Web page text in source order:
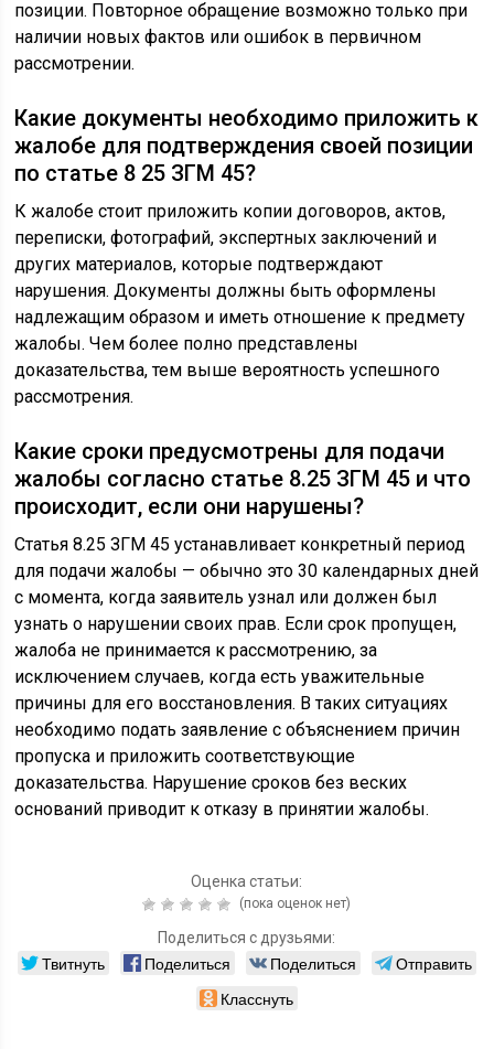
позиции. Повторное обращение возможно только при
наличии новых фактов или ошибок в первичном
рассмотрении.
Какие документы необходимо приложить к
жалобе для подтверждения своей позиции
по статье 8 25 ЗГМ 45?
К жалобе стоит приложить копии договоров, актов,
переписки, фотографий, экспертных заключений и
других материалов, которые подтверждают
нарушения. Документы должны быть оформлены
надлежащим образом и иметь отношение к предмету
жалобы. Чем более полно представлены
доказательства, тем выше вероятность успешного
рассмотрения.
Какие сроки предусмотрены для подачи
жалобы согласно статье 8.25 ЗГМ 45 и что
происходит, если они нарушены?
Статья 8.25 ЗГМ 45 устанавливает конкретный период
для подачи жалобы — обычно это 30 календарных дней
с момента, когда заявитель узнал или должен был
узнать о нарушении своих прав. Если срок пропущен,
жалоба не принимается к рассмотрению, за
исключением случаев, когда есть уважительные
причины для его восстановления. В таких ситуациях
необходимо подать заявление с объяснением причин
пропуска и приложить соответствующие
доказательства. Нарушение сроков без веских
оснований приводит к отказу в принятии жалобы.
Оценка статьи:
(пока оценок нет)
Поделиться с друзьями:
Твитнуть Поделиться Поделиться
Отправить
Класснуть